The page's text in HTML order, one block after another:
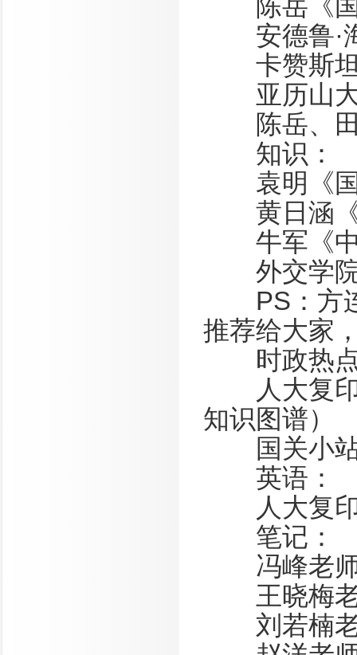
陈岳《国
安德鲁·
卡赞斯坦
亚历山大·
陈岳、田
知识：
袁明《国
黄日涵《
牛军《中
外交学院
PS：方连
推荐给大家
时政热
人大复印
知识图谱）
国关小站
英语：
人大复印
笔记：
冯峰老师“
王晓梅老
刘若楠老